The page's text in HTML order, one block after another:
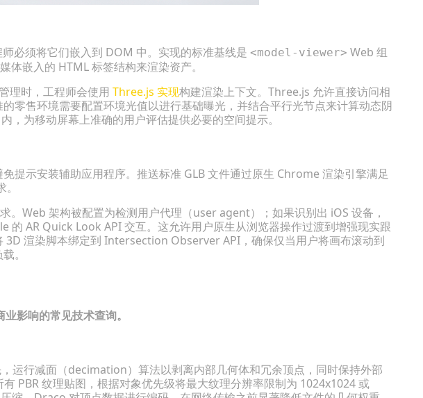
必须将它们嵌入到 DOM 中。实现的标准基线是 <model-viewer> Web 组
体嵌入的 HTML 标签结构来渲染资产。
理时，工程师会使用 Three.js 实现构建渲染上下文。Three.js 允许直接访问相
零售环境需要配置环境光值以进行基础曝光，并结合平行光节点来计算动态阴
，为移动屏幕上准确的用户评估提供必要的空间提示。
提示安装辅助应用程序。推送标准 GLB 文件通过原生 Chrome 渲染引擎满足
。Web 架构被配置为检测用户代理（user agent）；如果识别出 iOS 设备，
的 AR Quick Look API 交互。这允许用户原生从浏览器操作过渡到增强现实跟
3D 渲染脚本绑定到 Intersection Observer API，确保仅当用户将画布滚动到
。
影响的常见技术查询。
运行减面（decimation）算法以剥离内部几何体和冗余顶点，同时保持外部
PBR 纹理贴图，根据对象优先级将最大纹理分辨率限制为 1024x1024 或